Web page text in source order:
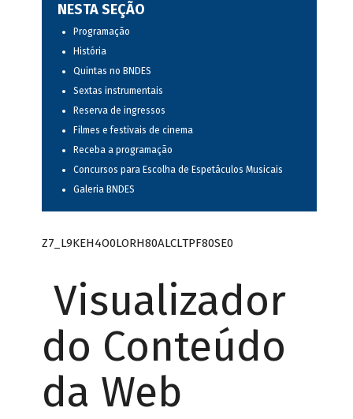
NESTA SEÇÃO
Programação
História
Quintas no BNDES
Sextas instrumentais
Reserva de ingressos
Filmes e festivais de cinema
Receba a programação
Concursos para Escolha de Espetáculos Musicais
Galeria BNDES
Z7_L9KEH4O0LORH80ALCLTPF80SE0
Visualizador
do Conteúdo
da Web